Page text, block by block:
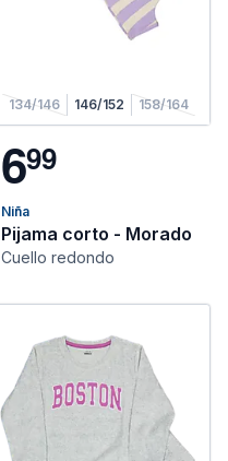
134/146 146/152 158/164
699
Niña
Pijama corto - Morado
Cuello redondo